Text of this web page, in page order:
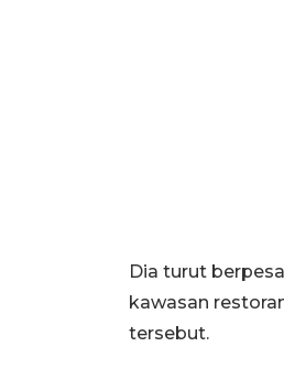
Dia turut
kawasan
tersebut.